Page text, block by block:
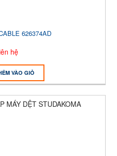
626374AD
hệ
VÀO GIỎ